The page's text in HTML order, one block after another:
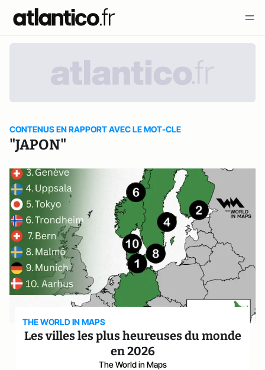
CONTENUS EN RAPPORT AVEC LE MOT-CLE
"JAPON"
THE WORLD IN MAPS
Les villes les plus heureuses du monde
en 2026
The World in Maps